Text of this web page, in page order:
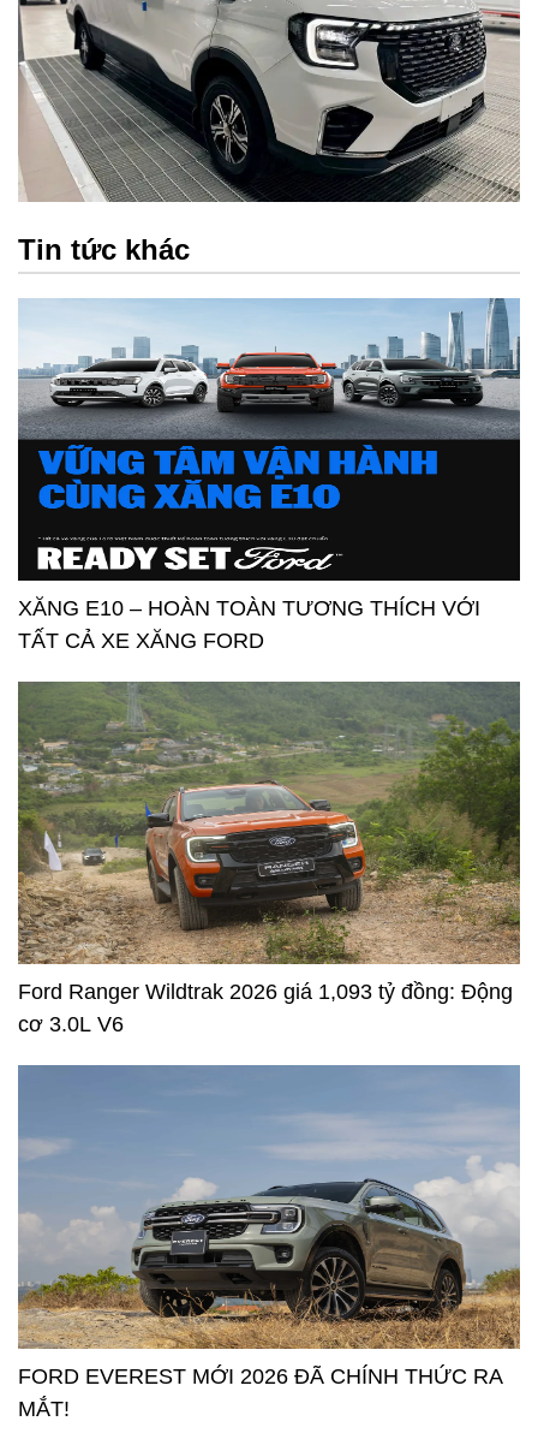
Tin tức khác
XĂNG E10 – HOÀN TOÀN TƯƠNG THÍCH VỚI
TẤT CẢ XE XĂNG FORD
Ford Ranger Wildtrak 2026 giá 1,093 tỷ đồng: Động
cơ 3.0L V6
FORD EVEREST MỚI 2026 ĐÃ CHÍNH THỨC RA
MẮT!